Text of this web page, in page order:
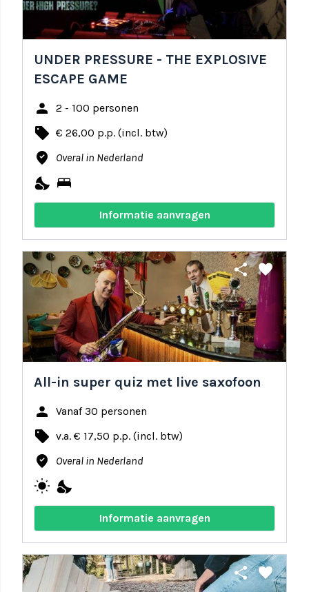
UNDER PRESSURE - THE EXPLOSIVE
ESCAPE GAME
person 2 - 100 personen
local_offer € 26,00 p.p. (incl. btw)
where_to_vote Overal in Nederland
nights_stay bed
Informatie aanvragen
share favorite
All-in super quiz met live saxofoon
person Vanaf 30 personen
local_offer v.a. € 17,50 p.p. (incl. btw)
where_to_vote Overal in Nederland
wb_sunny nights_stay
Informatie aanvragen
share favorite